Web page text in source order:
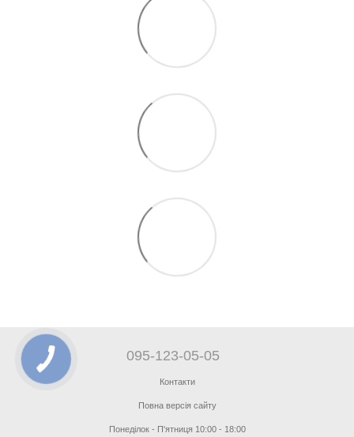
095-123-05-05
Контакти
Повна версія сайту
Понеділок - П'ятниця 10:00 - 18:00